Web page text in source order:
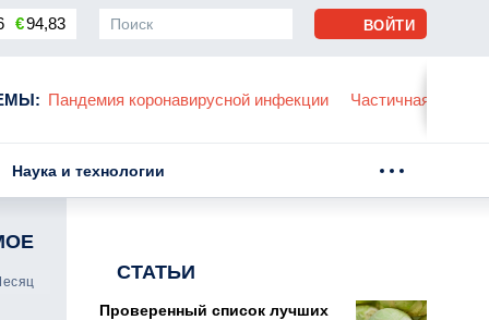
€94,83
: Пандемия коронавирусной инфекции Частичная
ВОЙТИ
Наука и технологии
СТАТЬИ
Проверенный список лучших